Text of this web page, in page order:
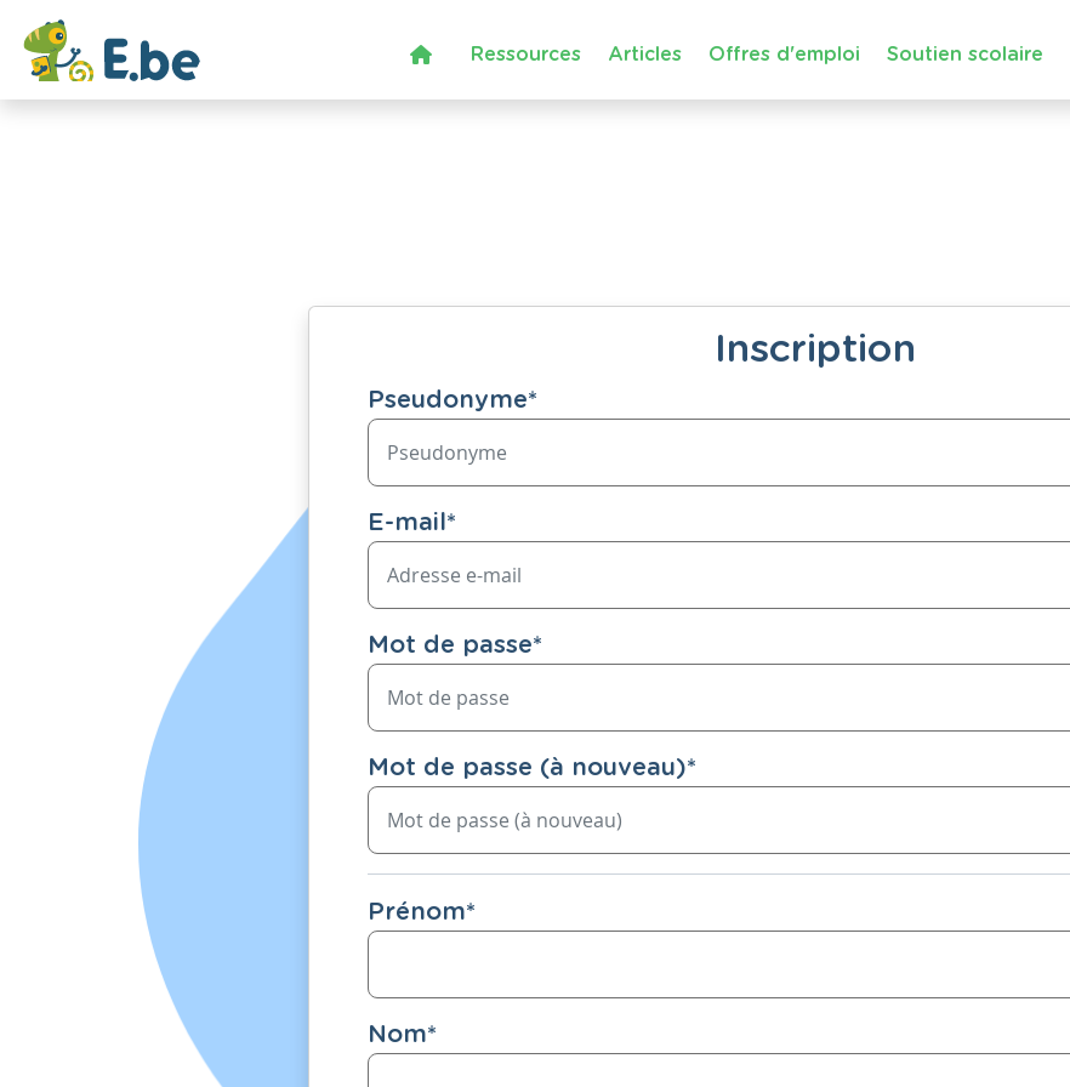
Ressources Articles Offres d'emploi Soutien scolaire
Inscription
Pseudonyme*
E-mail*
Mot de passe*
Mot de passe (à nouveau)*
Prénom*
Nom*